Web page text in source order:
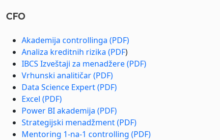
CFO
Akademija controllinga (PDF)
Analiza kreditnih rizika (PDF)
IBCS Izveštaji za menadžere (PDF)
Vrhunski analitičar (PDF)
Data Science Expert (PDF)
Excel (PDF)
Power BI akademija (PDF)
Strategijski menadžment (PDF)
Mentoring 1-na-1 controlling (PDF)